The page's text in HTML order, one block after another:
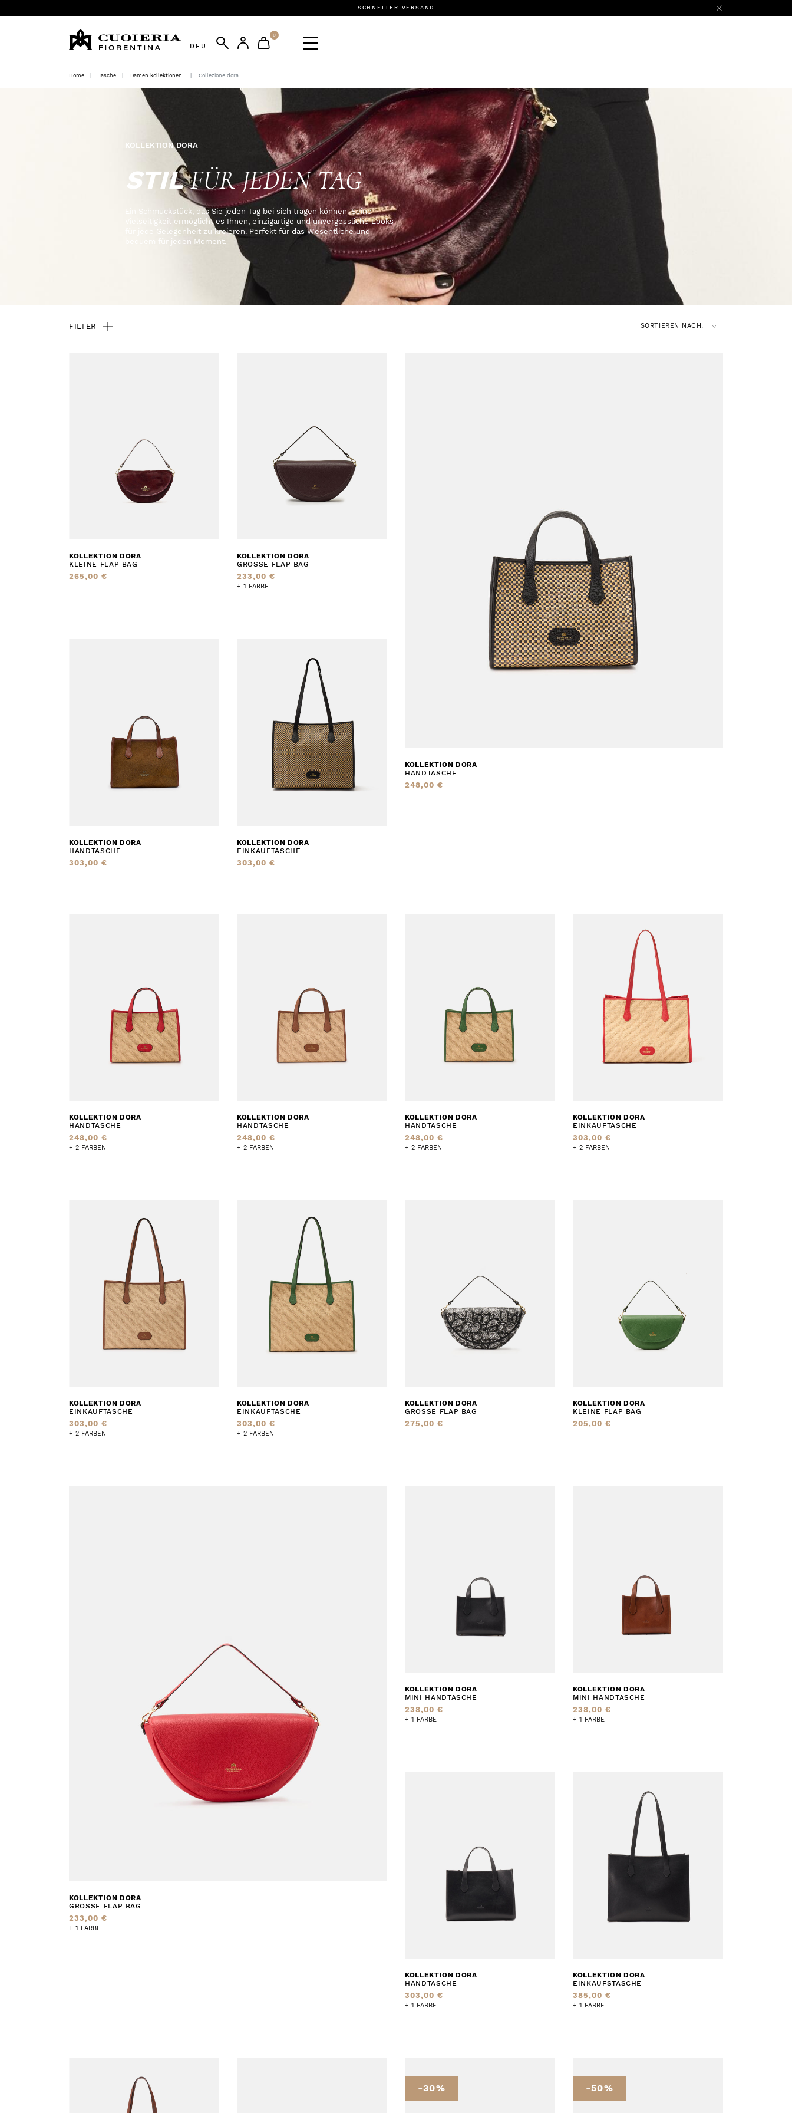
SCHNELLER VERSAND
DEU
0
Home Tasche Damen kollektionen Collezione dora
KOLLEKTION DORA
STILFÜR JEDEN TAG
Ein Schmuckstück, das Sie jeden Tag bei sich tragen können. Seine
Vielseitigkeit ermöglicht es Ihnen, einzigartige und unvergessliche Looks
für jede Gelegenheit zu kreieren. Perfekt für das Wesentliche und
bequem für jeden Moment.
FILTER SORTIEREN NACH:
KOLLEKTION DORA
KLEINE FLAP BAG
265,00 €
KOLLEKTION DORA
GROSSE FLAP BAG
233,00 €
+ 1 FARBE
KOLLEKTION DORA
HANDTASCHE
303,00 €
KOLLEKTION DORA
EINKAUFTASCHE
303,00 €
KOLLEKTION DORA
HANDTASCHE
248,00 €
KOLLEKTION DORA
HANDTASCHE
248,00 €
+ 2 FARBEN
KOLLEKTION DORA
HANDTASCHE
248,00 €
+ 2 FARBEN
KOLLEKTION DORA
HANDTASCHE
248,00 €
+ 2 FARBEN
KOLLEKTION DORA
EINKAUFTASCHE
303,00 €
+ 2 FARBEN
KOLLEKTION DORA
EINKAUFTASCHE
303,00 €
+ 2 FARBEN
KOLLEKTION DORA
EINKAUFTASCHE
303,00 €
+ 2 FARBEN
KOLLEKTION DORA
GROSSE FLAP BAG
275,00 €
KOLLEKTION DORA
KLEINE FLAP BAG
205,00 €
KOLLEKTION DORA
GROSSE FLAP BAG
233,00 €
+ 1 FARBE
KOLLEKTION DORA
MINI HANDTASCHE
238,00 €
+ 1 FARBE
KOLLEKTION DORA
MINI HANDTASCHE
238,00 €
+ 1 FARBE
KOLLEKTION DORA
HANDTASCHE
303,00 €
+ 1 FARBE
KOLLEKTION DORA
EINKAUFSTASCHE
385,00 €
+ 1 FARBE
-30% -50%